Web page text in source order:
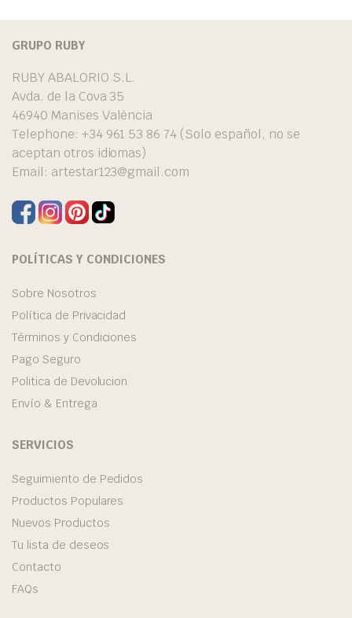
GRUPO RUBY
RUBY ABALORIO S.L.
Avda. de la Cova 35
46940 Manises València
Telephone: +34 961 53 86 74 (Solo español, no se
aceptan otros idiomas)
Email: artestar123@gmail.com
POLÍTICAS Y CONDICIONES
Sobre Nosotros
Política de Privacidad
Términos y Condiciones
Pago Seguro
Politica de Devolucion
Envío & Entrega
SERVICIOS
Seguimiento de Pedidos
Productos Populares
Nuevos Productos
Tu lista de deseos
Contacto
FAQs